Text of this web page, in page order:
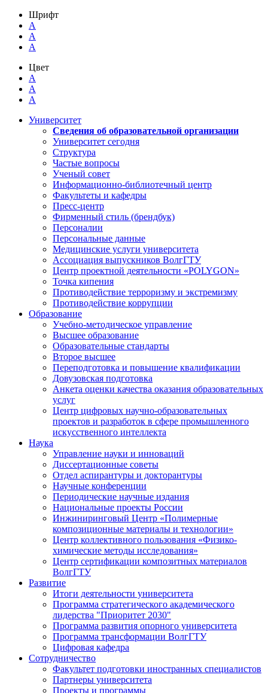
Шрифт
A
A
A
Цвет
A
A
A
Университет
Сведения об образовательной организации
Университет сегодня
Структура
Частые вопросы
Ученый совет
Информационно-библиотечный центр
Факультеты и кафедры
Пресс-центр
Фирменный стиль (брендбук)
Персоналии
Персональные данные
Медицинские услуги университета
Ассоциация выпускников ВолгГТУ
Центр проектной деятельности «POLYGON»
Точка кипения
Противодействие терроризму и экстремизму
Противодействие коррупции
Образование
Учебно-методическое управление
Высшее образование
Образовательные стандарты
Второе высшее
Переподготовка и повышение квалификации
Довузовская подготовка
Анкета оценки качества оказания образовательных
услуг
Центр цифровых научно-образовательных
проектов и разработок в сфере промышленного
искусственного интеллекта
Наука
Управление науки и инноваций
Диссертационные советы
Отдел аспирантуры и докторантуры
Научные конференции
Периодические научные издания
Национальные проекты России
Инжиниринговый Центр «Полимерные
композиционные материалы и технологии»
Центр коллективного пользования «Физико-
химические методы исследования»
Центр сертификации композитных материалов
ВолгГТУ
Развитие
Итоги деятельности университета
Программа стратегического академического
лидерства "Приоритет 2030"
Программа развития опорного университета
Программа трансформации ВолгГТУ
Цифровая кафедра
Сотрудничество
Факультет подготовки иностранных специалистов
Партнеры университета
Проекты и программы